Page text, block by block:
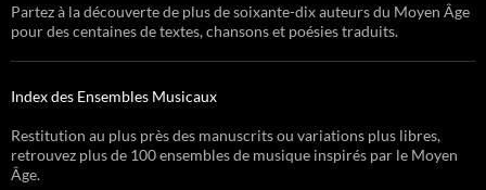
Partez à la découverte de plus de soixante-dix auteurs du Moyen Âge
pour des centaines de textes, chansons et poésies traduits.
Index des Ensembles Musicaux
Restitution au plus près des manuscrits ou variations plus libres,
retrouvez plus de 100 ensembles de musique inspirés par le Moyen
Âge.